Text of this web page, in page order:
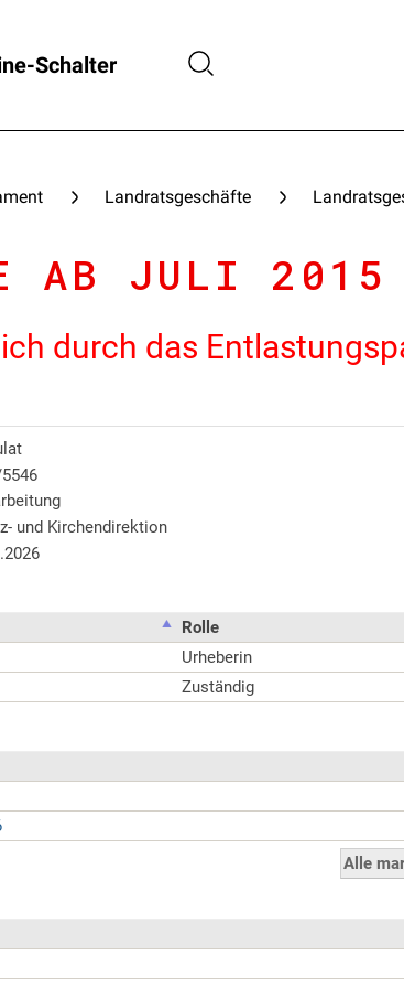
Schalter
Landratsgeschäfte
AB JULI 2015